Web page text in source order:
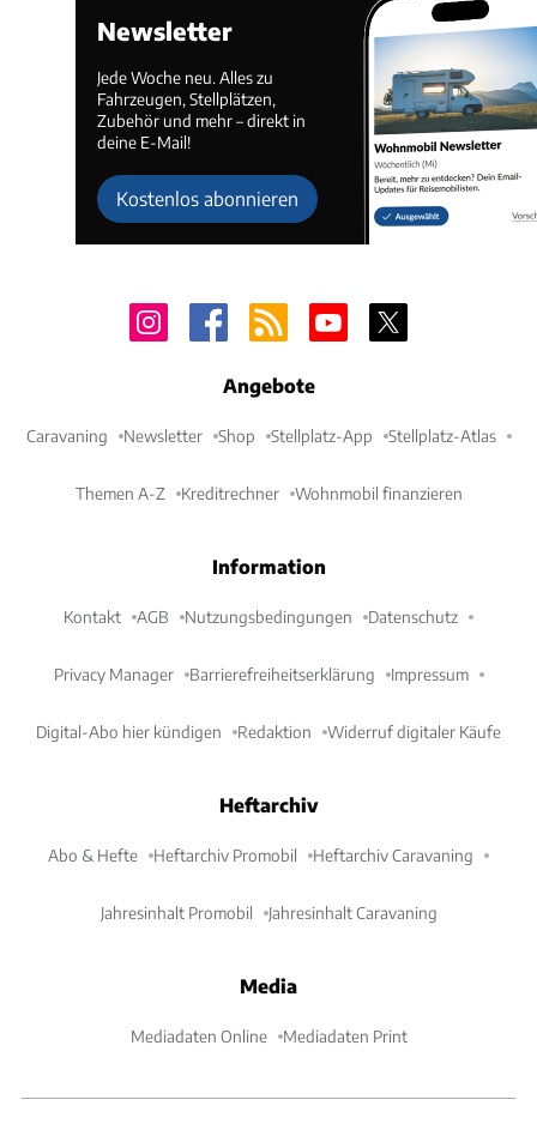
Newsletter
Jede Woche neu. Alles zu
Fahrzeugen, Stellplätzen,
Zubehör und mehr – direkt in
deine E-Mail!
Kostenlos abonnieren
Angebote
Caravaning Newsletter Shop Stellplatz-App Stellplatz-Atlas
Themen A-Z Kreditrechner Wohnmobil finanzieren
Information
Kontakt AGB Nutzungsbedingungen Datenschutz
Privacy Manager Barrierefreiheitserklärung Impressum
Digital-Abo hier kündigen Redaktion Widerruf digitaler Käufe
Heftarchiv
Abo & Hefte Heftarchiv Promobil Heftarchiv Caravaning
Jahresinhalt Promobil Jahresinhalt Caravaning
Media
Mediadaten Online Mediadaten Print